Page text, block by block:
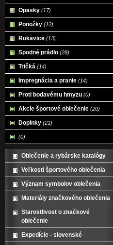
Opasky (17)
Ponožky (12)
Rukavice (13)
Spodné prádlo (28)
Tričká (14)
Impregnácia a pranie (14)
Proti bodavému hmyzu (0)
Akcie športové oblečenie (20)
Doplnky (21)
(0)
Oblečenie a rybárske katalógy
Veľkosti športového oblečenia
Význam symbolov oblečenia
Materiály značkového oblečenia
Starostlivost o značkové
oblečenie
Expedície - slovenské